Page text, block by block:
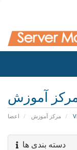
آموزش
اعضا مرکز آموزش
دسته بندی ها